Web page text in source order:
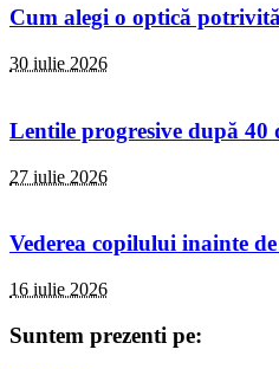
Cum alegi o optică
30 iulie 2026
Lentile progresive după
27 iulie 2026
Vederea copilului inainte
16 iulie 2026
Suntem prezenti pe: